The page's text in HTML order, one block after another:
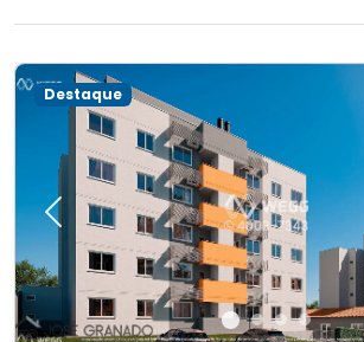
Previous
Destaque